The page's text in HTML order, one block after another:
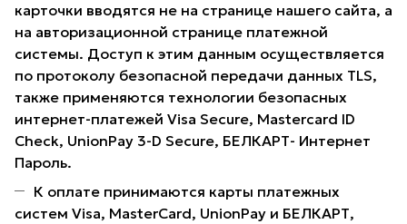
карточки вводятся не на странице нашего сайта, а
на авторизационной странице платежной
системы. Доступ к этим данным осуществляется
по протоколу безопасной передачи данных TLS,
также применяются технологии безопасных
интернет-платежей Visa Secure, Mastercard ID
Check, UnionPay 3-D Secure, БЕЛКАРТ- Интернет
Пароль.
К оплате принимаются карты платежных
систем Visa, MasterCard, UnionPay и БЕЛКАРТ,